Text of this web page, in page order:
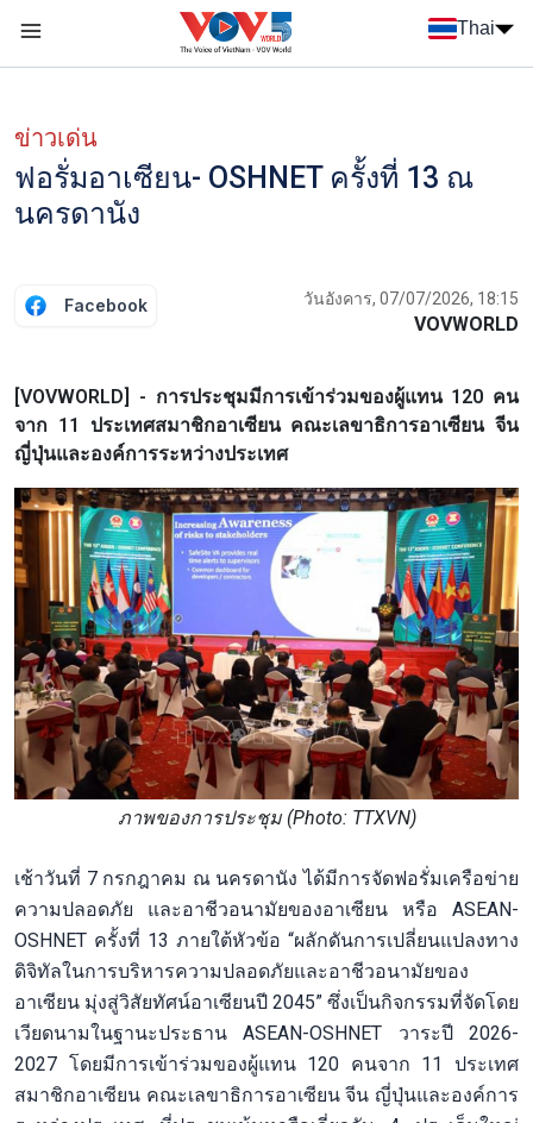
Thai
ข่าวเด่น
ฟอรั่มอาเซียน- OSHNET ครั้งที่ 13 ณ
นครดานัง
Facebook วันอังคาร, 07/07/2026, 18:15
VOVWORLD
[VOVWORLD] - การประชุมมีการเข้าร่วมของผู้แทน 120 คน
จาก 11 ประเทศสมาชิกอาเซียน คณะเลขาธิการอาเซียน จีน
ญี่ปุ่นและองค์การระหว่างประเทศ
ภาพของการประชุม (Photo: TTXVN)
เช้าวันที่ 7 กรกฎาคม ณ นครดานัง ได้มีการจัดฟอรั่มเครือข่าย
ความปลอดภัย และอาชีวอนามัยของอาเซียน หรือ ASEAN-
OSHNET ครั้งที่ 13 ภายใต้หัวข้อ “ผลักดันการเปลี่ยนแปลงทาง
ดิจิทัลในการบริหารความปลอดภัยและอาชีวอนามัยของ
อาเซียน มุ่งสู่วิสัยทัศน์อาเซียนปี 2045” ซึ่งเป็นกิจกรรมที่จัดโดย
เวียดนามในฐานะประธาน ASEAN-OSHNET วาระปี 2026-
2027 โดยมีการเข้าร่วมของผู้แทน 120 คนจาก 11 ประเทศ
สมาชิกอาเซียน คณะเลขาธิการอาเซียน จีน ญี่ปุ่นและองค์การ